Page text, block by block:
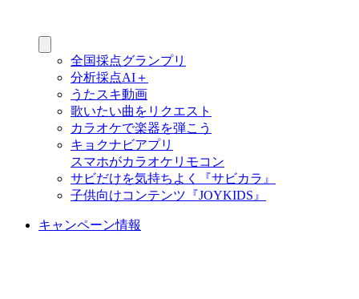
全国採点グランプリ
分析採点AI＋
うたスキ動画
歌いたい曲をリクエスト
カラオケで楽器を弾こう
キョクナビアプリ
スマホがカラオケリモコン
サビだけを気持ちよく『サビカラ』
子供向けコンテンツ『JOYKIDS』
キャンペーン情報